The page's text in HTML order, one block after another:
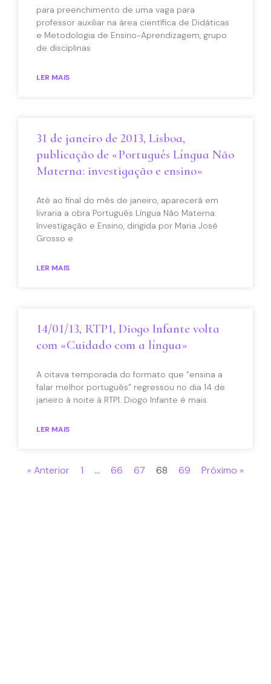
para preenchimento de uma vaga para
professor auxiliar na área científica de Didáticas
e Metodologia de Ensino-Aprendizagem, grupo
de disciplinas
LER MAIS
31 de janeiro de 2013, Lisboa,
publicação de «Português Língua Não
Materna: investigação e ensino»
Até ao final do mês de janeiro, aparecerá em
livraria a obra Português Língua Não Materna:
Investigação e Ensino, dirigida por Maria José
Grosso e
LER MAIS
14/01/13, RTP1, Diogo Infante volta
com «Cuidado com a língua»
A oitava temporada do formato que “ensina a
falar melhor português” regressou no dia 14 de
janeiro à noite à RTP1. Diogo Infante é mais
LER MAIS
« Anterior 1 … 66 67 68 69 Próximo »